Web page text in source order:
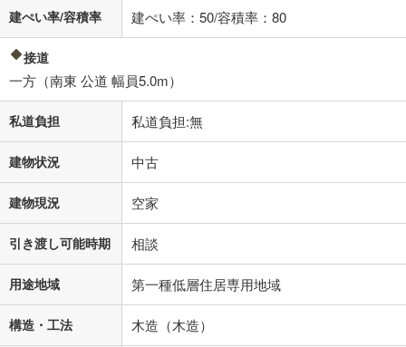
建ぺい率/容積率 建ぺい率：50/容積率：80
接道
一方（南東 公道 幅員5.0m）
私道負担 私道負担:無
建物状況 中古
建物現況 空家
引き渡し可能時期 相談
用途地域 第一種低層住居専用地域
構造・工法 木造（木造）